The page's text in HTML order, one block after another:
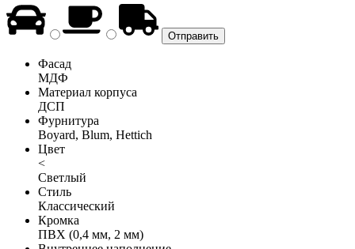
Фасад
МДФ
Материал корпуса
ДСП
Фурнитура
Boyard, Blum, Hettich
Цвет
<
Светлый
Стиль
Классический
Кромка
ПВХ (0,4 мм, 2 мм)